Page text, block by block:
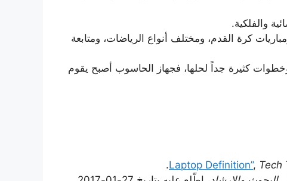
والفلكية.
كرة القدم، ومختلف أنواع الرياضات، ومتابعة
كثيرة جداً لحلها، فجهاز الحاسوب أصبح يقوم
, Tech